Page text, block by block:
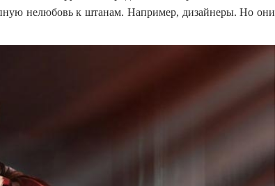
нелюбовь к штанам. Например, дизайнеры. Но они